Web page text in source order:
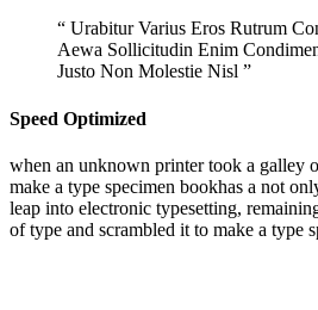
“ Urabitur Varius Eros Rutrum
Aewa Sollicitudin Enim
Justo Non Molestie Nisl ”
Speed Optimized
when an unknown printer took a galley
make a type specimen bookhas a not
leap into electronic typesetting,
of type and scrambled it to make a type